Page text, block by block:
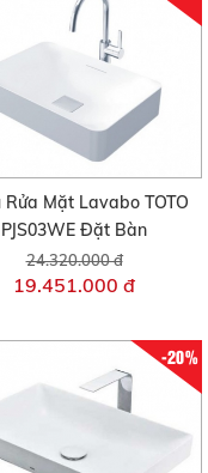
Rửa Mặt Lavabo TOTO
PJS03WE Đặt Bàn
24.320.000 đ
19.451.000 đ
-20%